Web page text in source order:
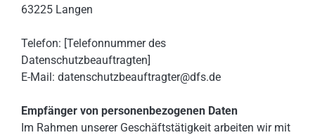
63225 Langen
Telefon: [Telefonnummer des
Datenschutzbeauftragten]
E-Mail: datenschutzbeauftragter@dfs.de
Empfänger von personenbezogenen Daten
Im Rahmen unserer Geschäftstätigkeit arbeiten wir mit